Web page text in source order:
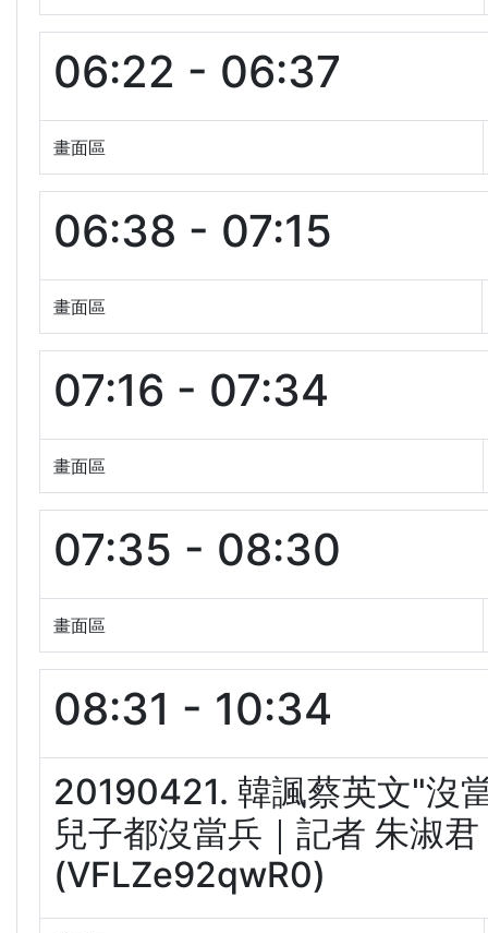
06:22 - 06:37
畫面區
06:38 - 07:15
畫面區
07:16 - 07:34
畫面區
07:35 - 08:30
畫面區
08:31 - 10:34
20190421. 韓諷蔡英文"沒
兒子都沒當兵｜記者 朱淑
(VFLZe92qwR0)